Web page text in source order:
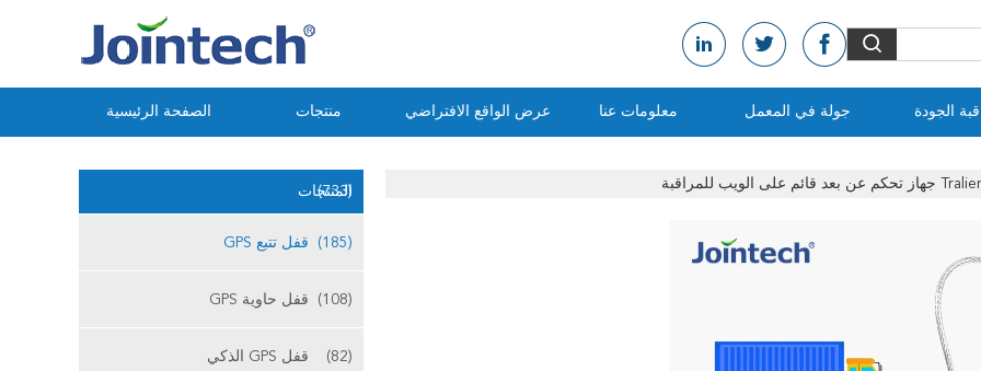
الصفحة الرئيسية منتجات عرض الواقع الافتراضي معلومات عنا جولة في المعمل الجودة
المنتجات(733)
قفل تتبع GPS (185)
قفل حاوية GPS (108)
قفل GPS الذكي (82)